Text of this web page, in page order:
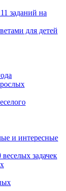
заданий на
для детей
и интересные
задачек